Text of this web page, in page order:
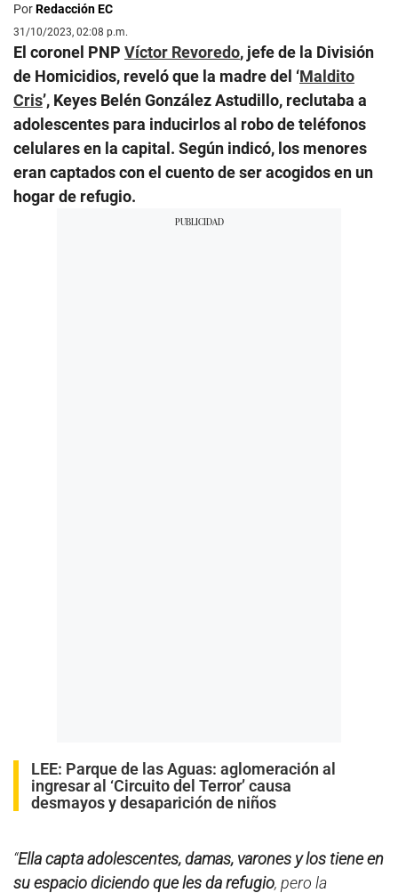
PorRedacción EC
31/10/2023, 02:08 p.m.
El coronel PNP Víctor Revoredo, jefe de la División
de Homicidios, reveló que la madre del ‘Maldito
Cris’, Keyes Belén González Astudillo, reclutaba a
adolescentes para inducirlos al robo de teléfonos
celulares en la capital. Según indicó, los menores
eran captados con el cuento de ser acogidos en un
hogar de refugio.
LEE: Parque de las Aguas: aglomeración al
ingresar al ‘Circuito del Terror’ causa
desmayos y desaparición de niños
“Ella capta adolescentes, damas, varones y los tiene en
su espacio diciendo que les da refugio, pero la